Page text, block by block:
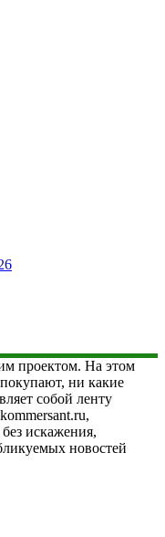
проектом. На этом
ни какие
собой ленту
искажения,
новостей